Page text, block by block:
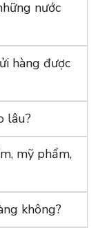
nước
hàng được
lâu?
mỹ phẩm,
không?